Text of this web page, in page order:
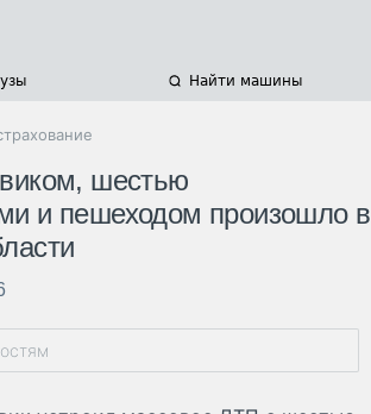
Найти машины
шестью
и пешеходом произошло в